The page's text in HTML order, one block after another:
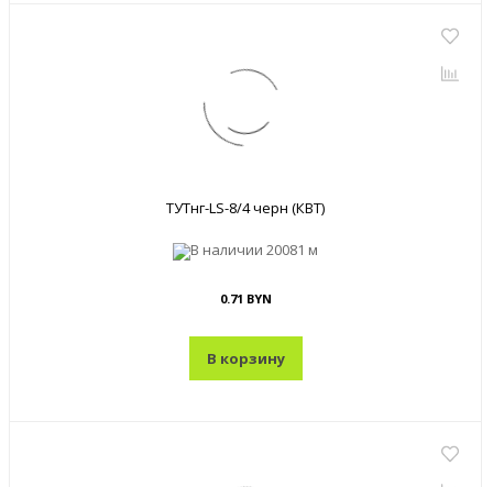
ТУТнг-LS-8/4 черн (КВТ)
В наличии 20081 м
0.71 BYN
В корзину